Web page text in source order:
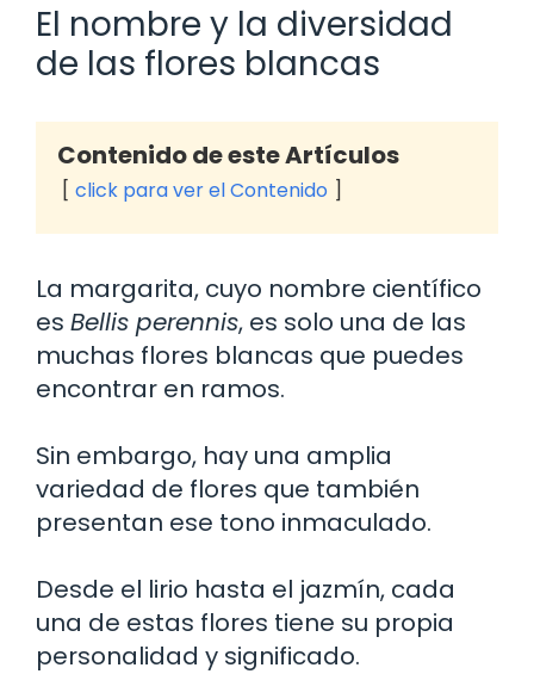
El nombre y la diversidad
de las flores blancas
Contenido de este Artículos
click para ver el Contenido
La margarita, cuyo nombre científico
es Bellis perennis, es solo una de las
muchas flores blancas que puedes
encontrar en ramos.
Sin embargo, hay una amplia
variedad de flores que también
presentan ese tono inmaculado.
Desde el lirio hasta el jazmín, cada
una de estas flores tiene su propia
personalidad y significado.